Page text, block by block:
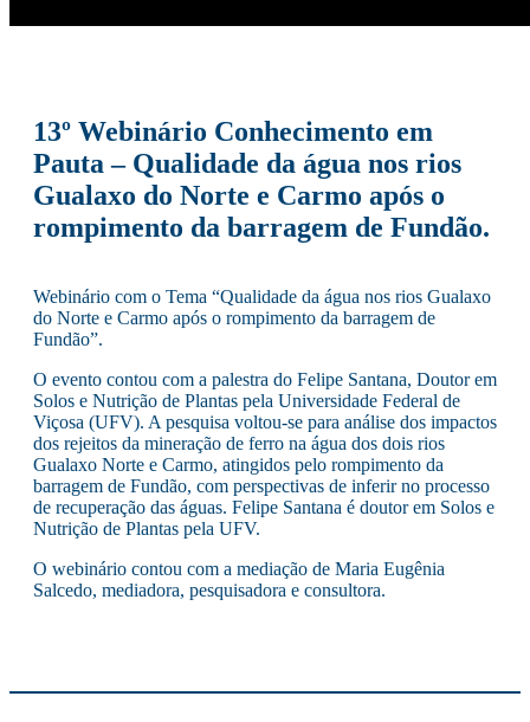
13º Webinário Conhecimento em
Pauta – Qualidade da água nos rios
Gualaxo do Norte e Carmo após o
rompimento da barragem de Fundão.
Webinário com o Tema “Qualidade da água nos rios Gualaxo
do Norte e Carmo após o rompimento da barragem de
Fundão”.
O evento contou com a palestra do Felipe Santana, Doutor em
Solos e Nutrição de Plantas pela Universidade Federal de
Viçosa (UFV). A pesquisa voltou-se para análise dos impactos
dos rejeitos da mineração de ferro na água dos dois rios
Gualaxo Norte e Carmo, atingidos pelo rompimento da
barragem de Fundão, com perspectivas de inferir no processo
de recuperação das águas. Felipe Santana é doutor em Solos e
Nutrição de Plantas pela UFV.
O webinário contou com a mediação de Maria Eugênia
Salcedo, mediadora, pesquisadora e consultora.